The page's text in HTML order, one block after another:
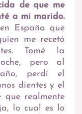
de que me
a mi marido.
España que
me recetó
Tomé la
pero al
perdí el
dientes y el
que realmente
lo cual es lo